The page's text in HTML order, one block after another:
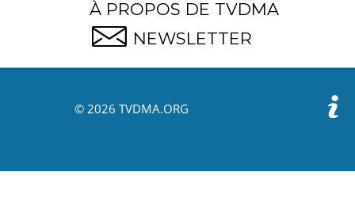
À PROPOS DE TVDMA
NEWSLETTER
© 2026 TVDMA.ORG